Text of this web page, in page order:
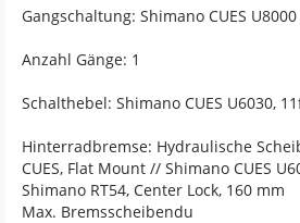
Gangschaltung: Shimano CUES U8000
Anzahl Gänge: 1
Schalthebel: Shimano CUES U6030,
Hinterradbremse: Hydraulische
CUES, Flat Mount // Shimano CUES
Shimano RT54, Center Lock, 160 mm
Max. Bremsscheibendu